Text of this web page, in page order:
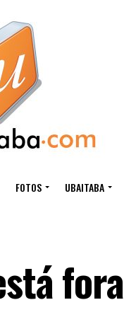
FOTOS UBAITABA
fora